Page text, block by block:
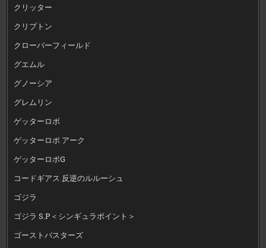
クリッター
クリプトン
クローバーフィールド
グエムル
グノーシア
グレムリン
ゲッターロボ
ゲッターロボ アーク
ゲッターロボG
コードギアス 反逆のルルーシュ
ゴジラ
ゴジラ S.P＜シンギュラポイント＞
ゴーストバスターズ